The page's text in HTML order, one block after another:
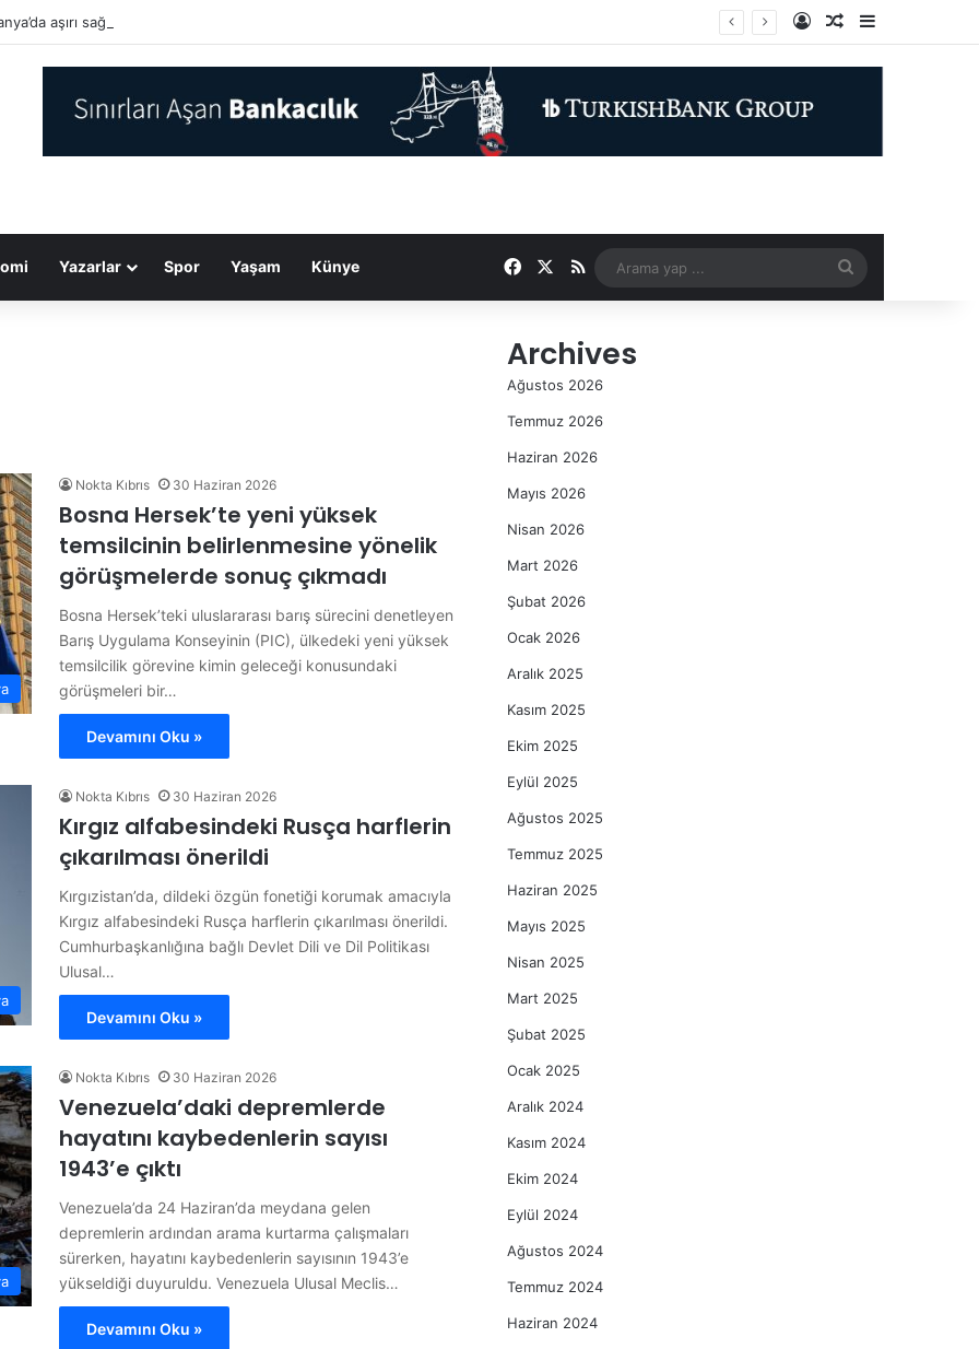
aşırı sağcı AfD diğer partilerle arayı açıyor… Kayıt OlRastgele Makale
Yazarlar Spor Yaşam Künye FacebookRSS
yap
Nokta Kıbrıs 30 Haziran 2026
Bosna Hersek’te yeni yüksek
temsilcinin belirlenmesine yönelik
görüşmelerde sonuç çıkmadı
Bosna Hersek’teki uluslararası barış sürecini denetleyen
Barış Uygulama Konseyinin (PIC), ülkedeki yeni yüksek
temsilcilik görevine kimin geleceği konusundaki
görüşmeleri bir…
Devamını Oku »
Nokta Kıbrıs 30 Haziran 2026
Kırgız alfabesindeki Rusça harflerin
çıkarılması önerildi
Kırgızistan’da, dildeki özgün fonetiği korumak amacıyla
Kırgız alfabesindeki Rusça harflerin çıkarılması önerildi.
Cumhurbaşkanlığına bağlı Devlet Dili ve Dil Politikası
Ulusal…
Devamını Oku »
Nokta Kıbrıs 30 Haziran 2026
Venezuela’daki depremlerde
hayatını kaybedenlerin sayısı
1943’e çıktı
Venezuela’da 24 Haziran’da meydana gelen
depremlerin ardından arama kurtarma çalışmaları
sürerken, hayatını kaybedenlerin sayısının 1943’e
yükseldiği duyuruldu. Venezuela Ulusal Meclis…
Devamını Oku »
Archives
Ağustos 2026
Temmuz 2026
Haziran 2026
Mayıs 2026
Nisan 2026
Mart 2026
Şubat 2026
Ocak 2026
Aralık 2025
Kasım 2025
Ekim 2025
Eylül 2025
Ağustos 2025
Temmuz 2025
Haziran 2025
Mayıs 2025
Nisan 2025
Mart 2025
Şubat 2025
Ocak 2025
Aralık 2024
Kasım 2024
Ekim 2024
Eylül 2024
Ağustos 2024
Temmuz 2024
Haziran 2024